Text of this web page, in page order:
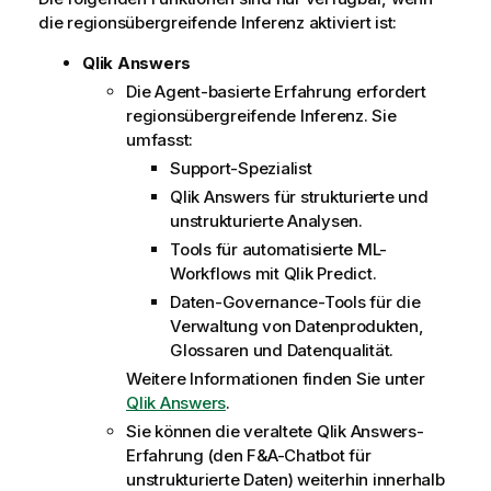
d
G
o
die regionsübergreifende Inferenz aktiviert ist:
Qlik Answers
Die Agent-basierte Erfahrung erfordert
regionsübergreifende Inferenz. Sie
umfasst:
Support-Spezialist
Qlik Answers für strukturierte und
unstrukturierte Analysen.
Tools für automatisierte ML-
Workflows mit Qlik Predict.
Daten-Governance-Tools für die
Verwaltung von Datenprodukten,
Glossaren und Datenqualität.
Weitere Informationen finden Sie unter
Qlik Answers.
Sie können die veraltete Qlik Answers-
Erfahrung (den F&A-Chatbot für
unstrukturierte Daten) weiterhin innerhalb